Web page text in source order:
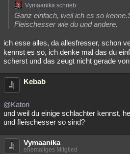
Vymaanika schrieb:
Ganz einfach, weil ich es so
Fleischesser wie du und andere.
ich esse alles, da allesfresser, schon
kennst es so, ich denke mal das du
scherst und das zeugt nicht gerade
Kebab
@Katori
und weil du einige schlachter kennst,
und fleischesser so sind?
Vymaanika
ehemaliges Mitglied